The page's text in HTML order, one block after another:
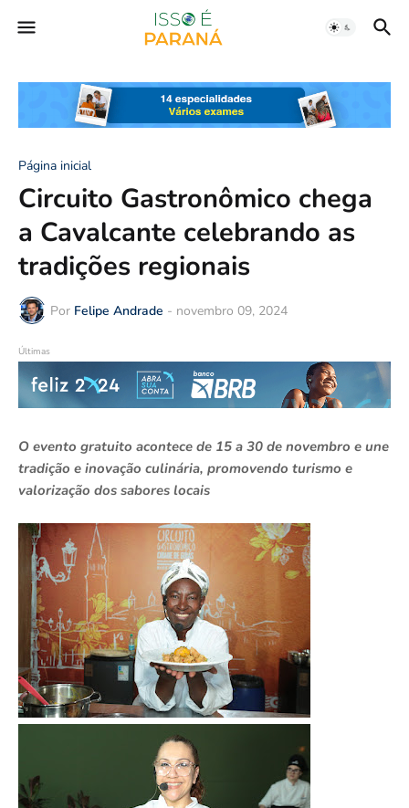
Página inicial
Circuito Gastronômico chega
a Cavalcante celebrando as
tradições regionais
Por Felipe Andrade - novembro 09, 2024
Últimas
O evento gratuito acontece de 15 a 30 de novembro e une
tradição e inovação culinária, promovendo turismo e
valorização dos sabores locais